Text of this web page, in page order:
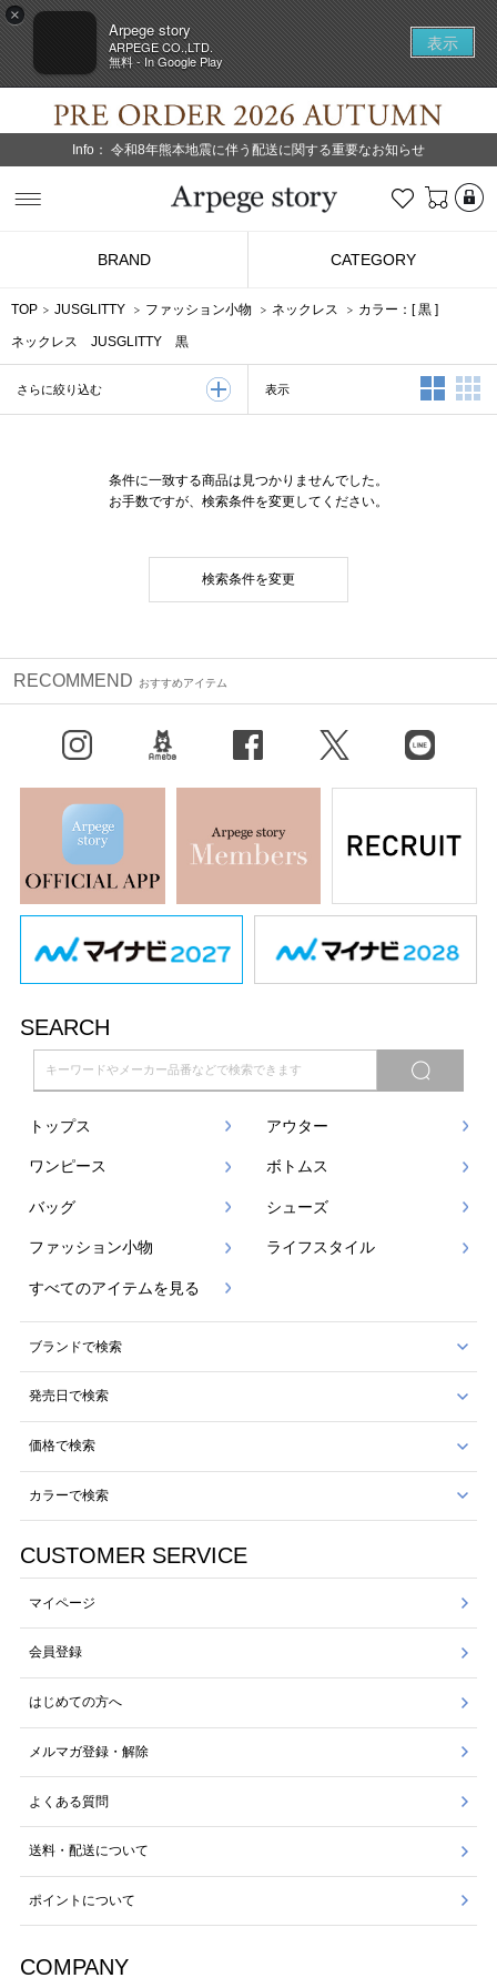
×
Arpege story
ARPEGE CO.,LTD.
無料 - In Google Play
表示
Info： 令和8年熊本地震に伴う配送に関する重要なお知らせ
お気に入り
BRAND CATEGORY
TOP JUSGLITTY ファッション小物 ネックレス カラー：[黒 ]
ネックレス JUSGLITTY 黒
さらに絞り込む 表示 2列表示
条件に一致する商品は見つかりませんでした。
お手数ですが、検索条件を変更してください。
検索条件を変更
RECOMMEND おすすめアイテム
X（旧Twitter） LINE
SEARCH
トップス アウター
ワンピース ボトムス
バッグ シューズ
ファッション小物 ライフスタイル
すべてのアイテムを見る
ブランドで検索
発売日で検索
価格で検索
カラーで検索
CUSTOMER SERVICE
マイページ
会員登録
はじめての方へ
メルマガ登録・解除
よくある質問
送料・配送について
ポイントについて
COMPANY